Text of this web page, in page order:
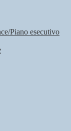
Piano esecutivo